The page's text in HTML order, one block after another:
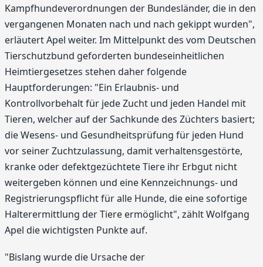
Kampfhundeverordnungen der Bundesländer, die in den
vergangenen Monaten nach und nach gekippt wurden",
erläutert Apel weiter. Im Mittelpunkt des vom Deutschen
Tierschutzbund geforderten bundeseinheitlichen
Heimtiergesetzes stehen daher folgende
Hauptforderungen: "Ein Erlaubnis- und
Kontrollvorbehalt für jede Zucht und jeden Handel mit
Tieren, welcher auf der Sachkunde des Züchters basiert;
die Wesens- und Gesundheitsprüfung für jeden Hund
vor seiner Zuchtzulassung, damit verhaltensgestörte,
kranke oder defektgezüchtete Tiere ihr Erbgut nicht
weitergeben können und eine Kennzeichnungs- und
Registrierungspflicht für alle Hunde, die eine sofortige
Halterermittlung der Tiere ermöglicht", zählt Wolfgang
Apel die wichtigsten Punkte auf.
"Bislang wurde die Ursache der